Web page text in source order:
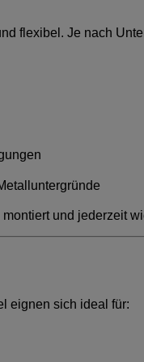
flexibel. Je nach
und jederzeit
eignen sich ideal für: